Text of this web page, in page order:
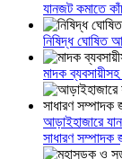
যানজট কমাতে
নিষিদ্ধ ঘোষিত
মাদক
আড়াইহাজারে
সাধারণ সম্পাদক